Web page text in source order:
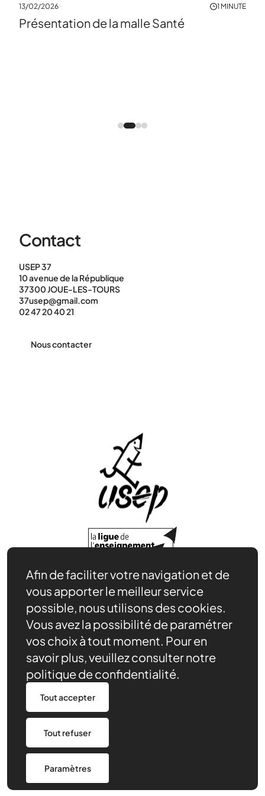
13/02/2026 1 MINUTE
Présentation de la malle Santé
Contact
USEP 37
10 avenue de la République
37300 JOUE-LES-TOURS
37usep@gmail.com
02 47 20 40 21
Nous contacter
Adhérer, s’affilier
Nos ressources pédagogiques
Productions et bilans des rencontres
Notre rôle
Actualités
Contact
Agenda
Devenir partenaire
Nous trouver
Politique de confidentialité
Afin de faciliter votre navigation et de
vous apporter le meilleur service
possible, nous utilisons des cookies.
Vous avez la possibilité de paramétrer
vos choix à tout moment. Pour en
savoir plus, veuillez consulter notre
politique de confidentialité.
Tout accepter
Tout refuser
Paramètres